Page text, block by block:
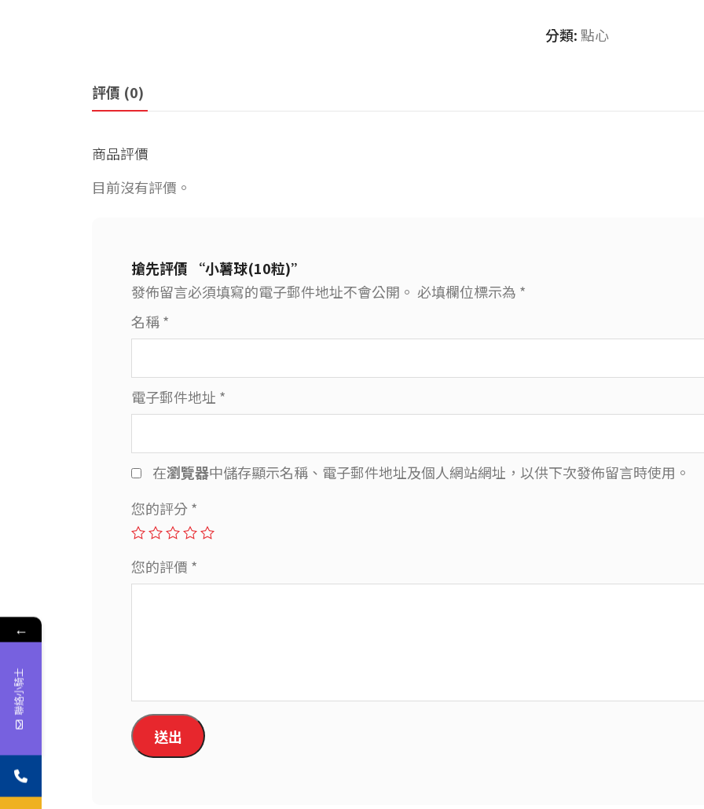
分類: 點心
評價 (0)
商品評價
目前沒有評價。
搶先評價 “小薯球(10粒)”
發佈留言必須填寫的電子郵件地址不會公開。 必填欄位標示為 *
名稱*
電子郵件地址 *
在瀏覽器中儲存顯示名稱、電子郵件地址及個人網站網址，以供下次發佈留言時使用。
您的評分 *
您的評價 *
←
聯絡小騎士